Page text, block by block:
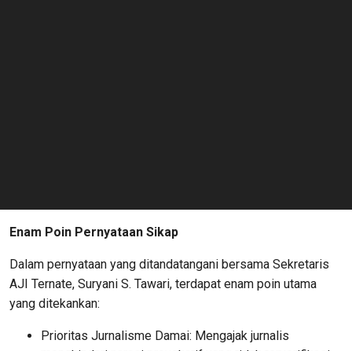
Enam Poin Pernyataan Sikap
Dalam pernyataan yang ditandatangani bersama Sekretaris
AJI Ternate, Suryani S. Tawari, terdapat enam poin utama
yang ditekankan:
Prioritas Jurnalisme Damai: Mengajak jurnalis